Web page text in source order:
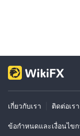
36709704; +49
25262934; อีเมล:
ข้อความออนไลน์บนเว็บ
คำเตือนความเสี่ยง
ทั้งหมด ไม่เหมาะสำหรั
เกี่ยวกับเรา ติดต่อเรา
ข้อกำหนดและเงื่อนไข